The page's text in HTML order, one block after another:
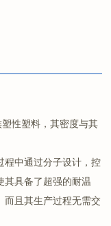
性塑料，其密度与其
程中通过分子设计，控
其具备了超强的耐温
而且其生产过程无需交